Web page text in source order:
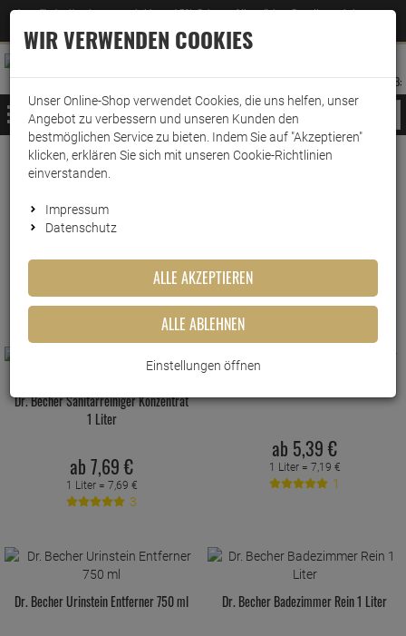
Jetzt für den Newsletter entscheiden und 5% Rabatt auf Ihre nächste Bestellung erhalten
–Zum Newsletter
ANMELDEN
AUFKLAPPEN
MERKZETTEL
WARENKORB:
MENÜ
www.wark24.de Hotel- & Gastrobedarf Gastronomische Spezialreiniger
WC-Pflege
Dr. Becher Sanitärreiniger Konzentrat
1 Liter
ab 7,69 €
1 Liter = 7,69 €
3
ab 5,39 €
1 Liter = 7,19 €
1
Dr. Becher Urinstein Entferner 750 ml Dr. Becher Badezimmer Rein 1 Liter
WIR VERWENDEN COOKIES
Unser Online-Shop verwendet Cookies, die uns helfen, unser
Angebot zu verbessern und unseren Kunden den
bestmöglichen Service zu bieten. Indem Sie auf "Akzeptieren"
klicken, erklären Sie sich mit unseren Cookie-Richtlinien
einverstanden.
Impressum
Datenschutz
ALLE AKZEPTIEREN
ALLE ABLEHNEN
Einstellungen öffnen